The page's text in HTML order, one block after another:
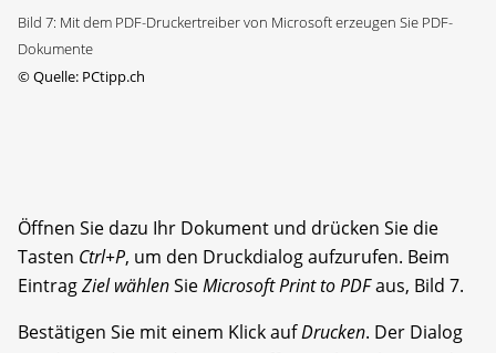
Bild 7: Mit dem PDF-Druckertreiber von Microsoft erzeugen Sie PDF-
Dokumente
©Quelle: PCtipp.ch
Öffnen Sie dazu Ihr Dokument und drücken Sie die
Tasten Ctrl+P, um den Druck­dialog aufzurufen. Beim
EintragZiel wählenSieMicrosoft Print to PDFaus, Bild 7.
Bestätigen Sie mit einem Klick aufDrucken. Der Dialog